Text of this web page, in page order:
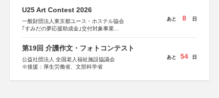
U25 Art Contest 2026
一般財団法人東京都ユース・ホステル協会
｢すみだの夢応援助成金｣交付対象事業
あと 8 日
第19回 介護作文・フォトコンテスト
公益社団法人 全国老人福祉施設協議会
※後援：厚生労働省、文部科学省
あと 54 日